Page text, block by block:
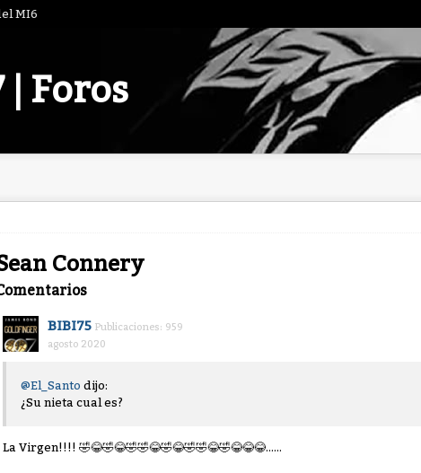
MI6
Foros
Connery
BIBI75 Publicaciones: 959
agosto 2020
@El_Santo dijo:
¿Su nieta cual es?
La Virgen!!!! 🤣😂🤣😂🤣🤣😂🤣😂🤣🤣😂🤣😂😂😂......